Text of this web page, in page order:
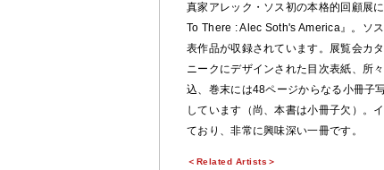
真家アレック・ソス初の本格的回顧展
To There : Alec Soth's America』。ソ
表作品が収録されています。展覧会カ
ニークにデザインされた目次表紙、所
込、巻末には48ページからなる小冊
しています（尚、本書は小冊子欠）。
ており、非常に興味深い一冊です。
＜Related Artists＞